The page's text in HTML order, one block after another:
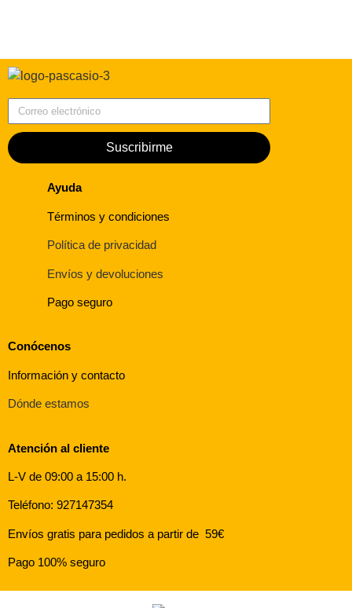
Suscribirme
Ayuda
Términos y condiciones
Política de privacidad
Envíos y devoluciones
Pago seguro
Conócenos
Información y contacto
Dónde estamos
Atención al cliente
L-V de 09:00 a 15:00 h.
Teléfono: 927147354
Envíos gratis para pedidos a partir de 59€
Pago 100% seguro